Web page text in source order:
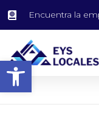
Abrir barra de
Encuentra la